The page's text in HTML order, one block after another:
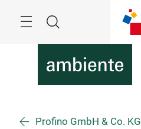
Suche
Profino GmbH & Co. KG